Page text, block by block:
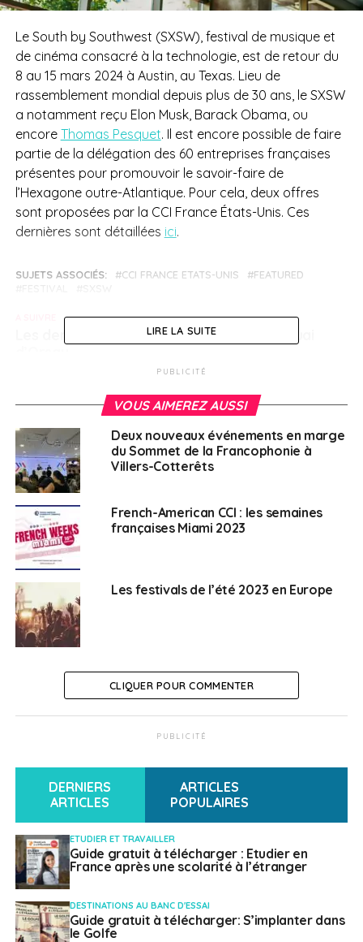
Le South by Southwest (SXSW), festival de musique et
de cinéma consacré à la technologie, est de retour du
8 au 15 mars 2024 à Austin, au Texas. Lieu de
rassemblement mondial depuis plus de 30 ans, le SXSW
a notamment reçu Elon Musk, Barack Obama, ou
encore Thomas Pesquet. Il est encore possible de faire
partie de la délégation des 60 entreprises françaises
présentes pour promouvoir le savoir-faire de
l’Hexagone outre-Atlantique. Pour cela, deux offres
sont proposées par la CCI France États-Unis. Ces
dernières sont détaillées ici.
SUJETS ASSOCIÉS: CCI FRANCE ETATS-UNIS
FEATURED
Les derniers conseils aux voyageurs du Quai
Singapour, l’île des possibles
Français à l'étranger
LIRE LA SUITE
PUBLICITÉ
VOUS AIMEREZ AUSSI
Deux nouveaux événements en marge
du Sommet de la Francophonie à
Villers-Cotterêts
French-American CCI : les semaines
françaises Miami 2023
Les festivals de l’été 2023 en Europe
CLIQUER POUR COMMENTER
PUBLICITÉ
DERNIERS
ARTICLES
ARTICLES
POPULAIRES
ETUDIER ET TRAVAILLER
Guide gratuit à télécharger : Etudier en
France après une scolarité à l’étranger
DESTINATIONS AU BANC D'ESSAI
Guide gratuit à télécharger: S’implanter dans
le Golfe